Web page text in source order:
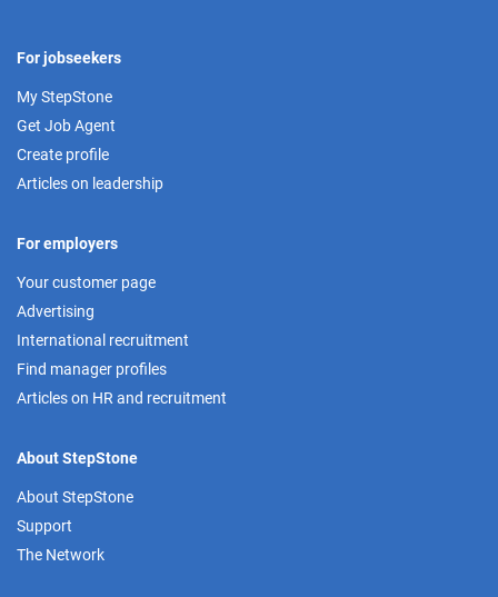
For jobseekers
My StepStone
Get Job Agent
Create profile
Articles on leadership
For employers
Your customer page
Advertising
International recruitment
Find manager profiles
Articles on HR and recruitment
About StepStone
About StepStone
Support
The Network